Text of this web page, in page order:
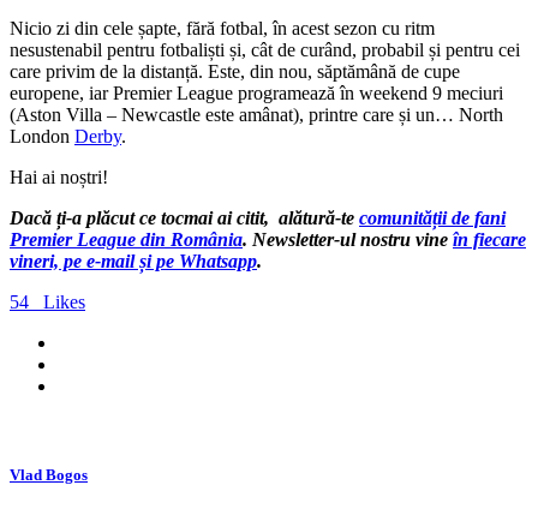
Nicio zi din cele șapte, fără fotbal, în acest sezon cu ritm
nesustenabil pentru fotbaliști și, cât de curând, probabil și pentru cei
care privim de la distanță. Este, din nou, săptămână de cupe
europene, iar Premier League programează în weekend 9 meciuri
(Aston Villa – Newcastle este amânat), printre care și un… North
London Derby.
Hai ai noștri!
Dacă ți-a plăcut ce tocmai ai citit, alătură-te comunității de fani
Premier League din România. Newsletter-ul nostru vine în fiecare
vineri, pe e-mail și pe Whatsapp.
54
Likes
Vlad Bogos